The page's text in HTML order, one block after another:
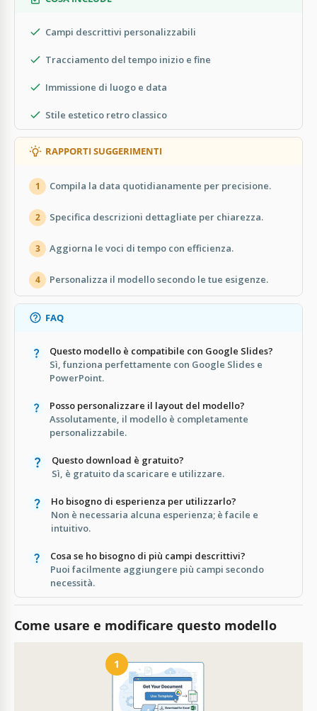
Campi descrittivi personalizzabili
Tracciamento del tempo inizio e fine
Immissione di luogo e data
Stile estetico retro classico
RAPPORTI SUGGERIMENTI
1 Compila la data quotidianamente per precisione.
2 Specifica descrizioni dettagliate per chiarezza.
3 Aggiorna le voci di tempo con efficienza.
4 Personalizza il modello secondo le tue esigenze.
FAQ
Questo modello è compatibile con Google Slides?
Sì, funziona perfettamente con Google Slides e
PowerPoint.
Posso personalizzare il layout del modello?
Assolutamente, il modello è completamente
personalizzabile.
Questo download è gratuito?
Sì, è gratuito da scaricare e utilizzare.
Ho bisogno di esperienza per utilizzarlo?
Non è necessaria alcuna esperienza; è facile e
intuitivo.
Cosa se ho bisogno di più campi descrittivi?
Puoi facilmente aggiungere più campi secondo
necessità.
Come usare e modificare questo modello
1